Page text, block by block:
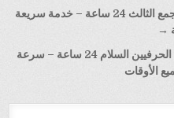
ونش الفرسان لإنقاذ السيارات في التجمع الثالث 24 ساعة – خدمة سريعة
→
← ونش الفرسان لإنقاذ السيارات في الحرفيين السلام 24 ساعة – سرعة
الأوقات